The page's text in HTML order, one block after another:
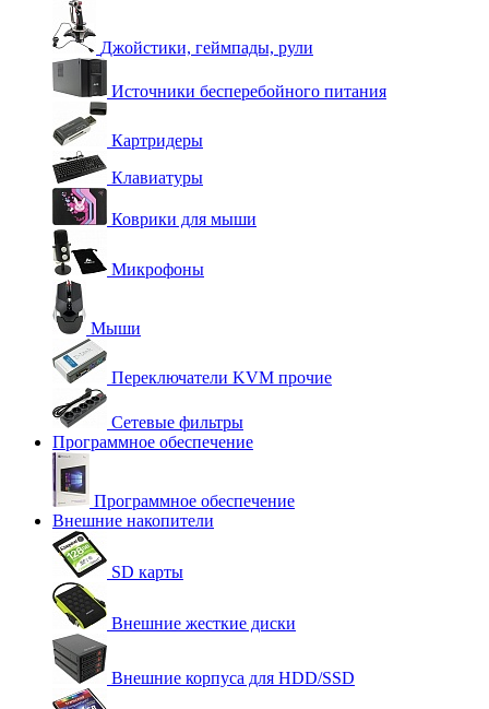
Джойстики, геймпады, рули
Источники бесперебойного питания
Картридеры
Клавиатуры
Коврики для мыши
Микрофоны
Мыши
Переключатели KVM прочие
Сетевые фильтры
Программное обеспечение
Программное обеспечение
Внешние накопители
SD карты
Внешние жесткие диски
Внешние корпуса для HDD/SSD